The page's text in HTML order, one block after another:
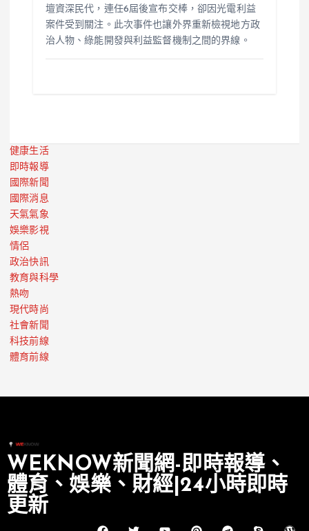
壇資深民代，連任6屆後宣布交棒，卻因光電利益
案件受到關注。此次事件也讓外界重新檢視地方政
治人物、綠能開發與利益監督機制之間的界線。
健康生活
即時報導
國際新聞
國際消息
天氣氣象
娛樂影視
情侶
政治快訊
教育與科學
熱吻
現代時尚
社會新聞
科技前線
體育前線
WEKNOW新聞網-即時報導、
體育、娛樂、財經|24小時即時
更新